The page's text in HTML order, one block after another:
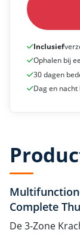
Inclusief
Ophalen bij
30 dagen
Dag en
Complete
De 3-Zone